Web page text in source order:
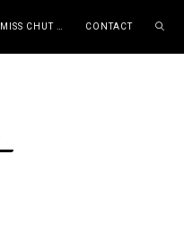
MISS CHUT … CONTACT